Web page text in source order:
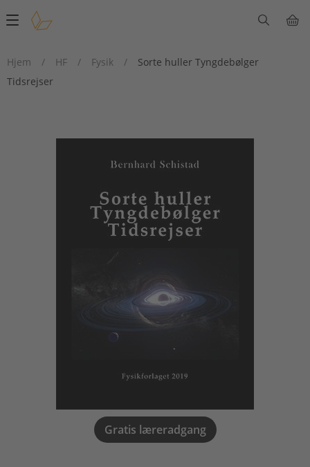
Main
Hjem
/ HF / Fysik /
Sorte huller Tyngdebølger
Tidsrejser
Gratis læreradgang